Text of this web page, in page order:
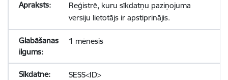
Reģistrē, kuru sīkdatņu paziņojuma
versiju lietotājs ir apstiprinājis.
1 mēnesis
SESS<ID>